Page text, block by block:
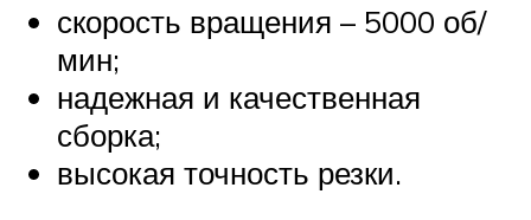
скорость вращения – 5000 об/
мин;
надежная и качественная
сборка;
высокая точность резки.